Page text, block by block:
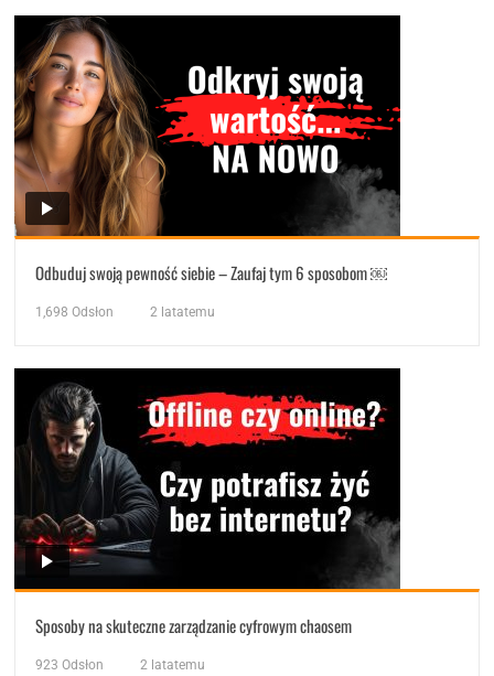
Odbuduj swoją pewność siebie – Zaufaj tym 6 sposobom ￼
1,698 Odsłon 2 latatemu
Sposoby na skuteczne zarządzanie cyfrowym chaosem
923 Odsłon 2 latatemu